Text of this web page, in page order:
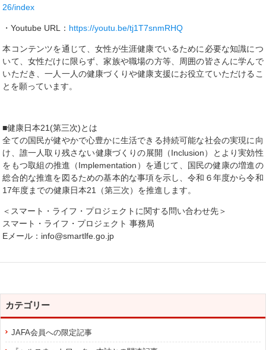
26/index
・Youtube URL： https://youtu.be/tj1T7snmRHQ
本コンテンツを通じて、女性が生涯健康でいるために必要な知識につ
いて、女性だけに限らず、家族や職場の方等、周囲の皆さんに学んで
いただき、一人一人の健康づくりや健康支援にお役立ていただけるこ
とを願っています。
■健康日本21(第三次)とは
全ての国民が健やかで心豊かに生活できる持続可能な社会の実現に向
け、誰一人取り残さない健康づくりの展開（Inclusion）とより実効性
をもつ取組の推進（Implementation）を通じて、国民の健康の増進の
総合的な推進を図るための基本的な事項を示し、令和６年度から令和
17年度までの健康日本21（第三次）を推進します。
＜スマート・ライフ・プロジェクトに関する問い合わせ先＞
スマート・ライフ・プロジェクト 事務局
Eメール：info@smartlfe.go.jp
カテゴリー
JAFA会員への限定記事